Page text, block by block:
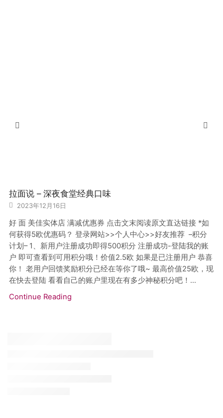
拉面说 – 深夜食堂经典口味
2023年12月16日
好 面 美佳实体店 满减优惠券 点击文末阅读原文直达链接 *如
何获得5欧优惠码？ 登录网站>>个人中心>>好友推荐 –积分
计划– 1、新用户注册成功即得500积分 注册成功-登陆我的账
户 即可查看到可用积分哦！价值2.5欧 如果是已注册用户 恭喜
你！ 老用户回馈奖励积分已经在等你了哦~ 最高价值25欧，现
在快去登陆 看看自己的账户里现在有多少神秘积分吧！...
Continue Reading